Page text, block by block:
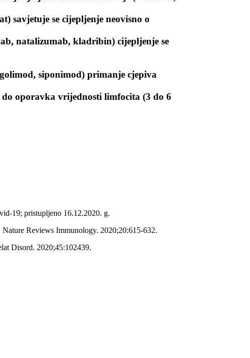
savjetuje se cijepljenje neovisno o
natalizumab, kladribin) cijepljenje se
siponimod) primanje cjepiva
oporavka vrijednosti limfocita (3 do 6
19; pristupljeno 16.12.2020. g.
Reviews Immunology. 2020;20:615-632.
Disord. 2020;45:102439.